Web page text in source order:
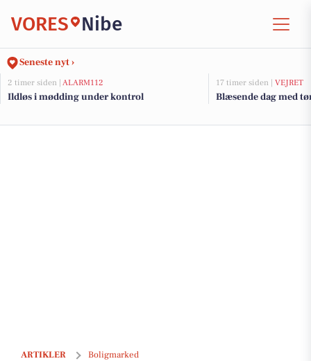
VORES Nibe
Seneste nyt ›
2 timer siden | ALARM112
Ildløs i mødding under kontrol
17 timer siden | VEJRET
Blæsende dag med
ARTIKLER Boligmarked
Skovgårdsvej 9 og 1 anden boliger er kommet til salg denne uge i